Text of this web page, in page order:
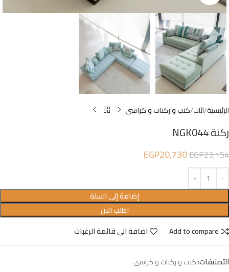
الرئيسية اثاث كنب و ركنات و كراسى
ركنة NGK044
EGP23,154
EGP20,730
إضافة إلى السلة
اطلب الان
Add to compare
اضافة الى قائمة الرغبات
التصنيفات:كنب و ركنات و كراسى